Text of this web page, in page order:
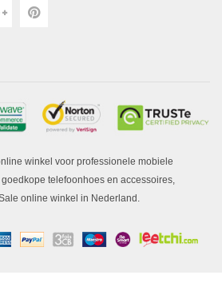
winkel voor professionele mobiele
telefoonhoes en accessoires,
online winkel in Nederland.